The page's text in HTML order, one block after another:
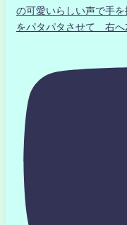
の可愛いらしい声で手
をパタパタさせて 右へ